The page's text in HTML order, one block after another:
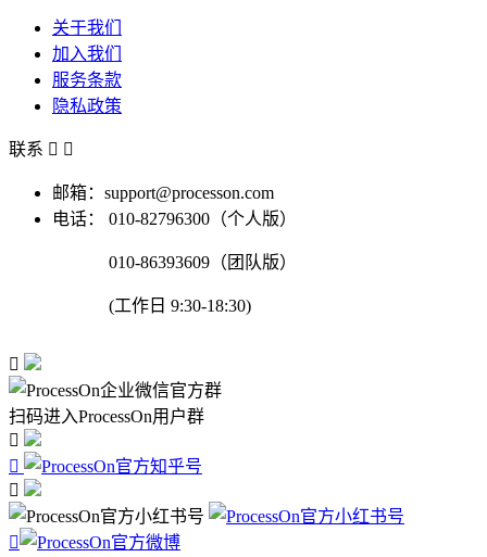
关于我们
加入我们
服务条款
隐私政策
联系  
邮箱：support@processon.com
电话：
010-82796300（个人版）
010-86393609（团队版）
(工作日 9:30-18:30)

扫码进入ProcessOn用户群



